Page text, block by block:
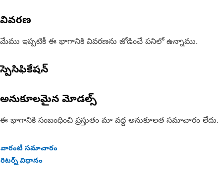
వివరణ
మేము ఇప్పటికీ ఈ భాగానికి వివరణను జోడించే పనిలో ఉన్నాము.
స్పెసిఫికేషన్
అనుకూలమైన మోడల్స్
ఈ భాగానికి సంబంధించి ప్రస్తుతం మా వద్ద అనుకూలత సమాచారం లేదు.
వారంటీ సమాచారం
రిటర్న్ విధానం